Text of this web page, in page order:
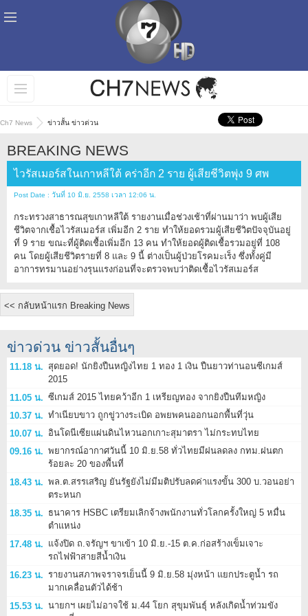
Ch7 News ข่าวสั้น ข่าวด่วน
BREAKING NEWS
ไวรัสเมอร์สในเกาหลีใต้ คร่าอีก 2 ราย ผู้เสียชีวิตพุ่ง 9 ศพ
Post Date : วันที่ 10 มิ.ย. 2558 เวลา 12:06 น.
กระทรวงสาธารณสุขเกาหลีใต้ รายงานเมื่อช่วงเช้าที่ผ่านมาว่า พบผู้เสีย
ชีวิตจากเชื้อไวรัสเมอร์ส เพิ่มอีก 2 ราย ทำให้ยอดรวมผู้เสียชีวิตปัจจุบันอยู่
ที่ 9 ราย ขณะที่ผู้ติดเชื้อเพิ่มอีก 13 คน ทำให้ยอดผู้ติดเชื้อรวมอยู่ที่ 108
คน โดยผู้เสียชีวิตรายที่ 8 และ 9 นี้ ต่างเป็นผู้ป่วยโรคมะเร็ง ซึ่งทั้งคู่มี
อาการทรมานอย่างรุนแรงก่อนที่จะตรวจพบว่าติดเชื้อไวรัสเมอร์ส
<< กลับหน้าแรก Breaking News
ข่าวด่วน ข่าวสั้นอื่นๆ
11.18 น. สุดยอด! นักยิงปืนหญิงไทย 1 ทอง 1 เงิน ปืนยาวท่านอนซีเกมส์
2015
11.05 น. ซีเกมส์ 2015 ไทยคว้าอีก 1 เหรียญทอง จากยิงปืนทีมหญิง
10.37 น. ทำเนียบขาว ถูกขู่วางระเบิด อพยพคนออกนอกพื้นที่วุ่น
10.07 น. อินโดนีเซียแผ่นดินไหวนอกเกาะสุมาตรา ไม่กระทบไทย
09.16 น. พยากรณ์อากาศวันนี้ 10 มิ.ย.58 ทั่วไทยมีฝนลดลง กทม.ฝนตก
ร้อยละ 20 ของพื้นที่
18.43 น. พล.ต.สรรเสริญ ยันรัฐยังไม่มีมติปรับลดค่าแรงขั้น 300 บ.วอนอย่า
ตระหนก
18.35 น. ธนาคาร HSBC เตรียมเลิกจ้างพนักงานทั่วโลกครั้งใหญ่ 5 หมื่น
ตำแหน่ง
17.48 น. แจ้งปิด ถ.จรัญฯ ขาเข้า 10 มิ.ย.-15 ต.ค.ก่อสร้างเข็มเจาะ
รถไฟฟ้าสายสีน้ำเงิน
16.23 น. รายงานสภาพจราจรเย็นนี้ 9 มิ.ย.58 มุ่งหน้า แยกประตูน้ำ รถ
มากเคลื่อนตัวได้ช้า
15.53 น. นายกฯ เผยไม่อาจใช้ ม.44 โยก สุขุมพันธุ์ หลังเกิดน้ำท่วมขัง